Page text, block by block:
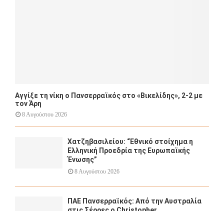
Αγγίξε τη νίκη ο Πανσερραϊκός στο «Βικελίδης», 2-2 με
τον Άρη
8 Αυγούστου 2026
Χατζηβασιλείου: “Εθνικό στοίχημα η
Ελληνική Προεδρία της Ευρωπαϊκής
Ένωσης”
8 Αυγούστου 2026
ΠΑΕ Πανσερραϊκός: Από την Αυστραλία